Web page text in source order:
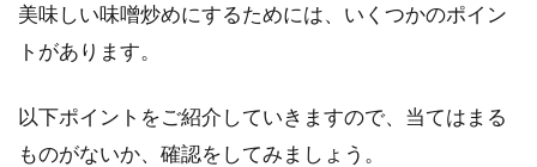
美味しい味噌炒めにするためには、いくつかのポイン
トがあります。
以下ポイントをご紹介していきますので、当てはまる
ものがないか、確認をしてみましょう。